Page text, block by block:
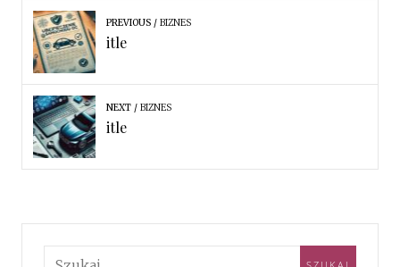
PREVIOUS BIZNES
itle
NEXT BIZNES
itle